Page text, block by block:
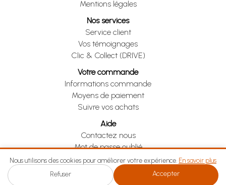
Mentions légales
Nos services
Service client
Vos témoignages
Clic & Collect (DRIVE)
Votre commande
Informations commande
Moyens de paiement
Suivre vos achats
Aide
Contactez nous
Mot de passe oublié
Je me rétracte
Je me rétracte
Nous utilisons des cookies pour améliorer votre expérience. En savoir plus
Refuser Accepter